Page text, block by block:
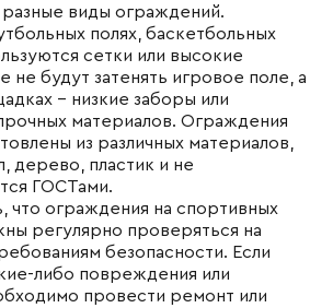
разные виды ограждений.
полях, баскетбольных
сетки или высокие
не будут затенять игровое поле, а
- низкие заборы или
материалов. Ограждения
из различных материалов,
дерево, пластик и не
ГОСТами.
что ограждения на спортивных
регулярно проверяться на
безопасности. Если
либо повреждения или
провести ремонт или